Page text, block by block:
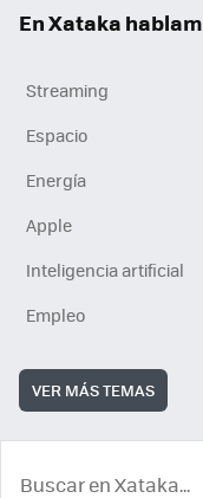
En Xataka
Streaming
Espacio
Energía
Apple
Inteligencia artificial
Empleo
VER MÁS TEMAS